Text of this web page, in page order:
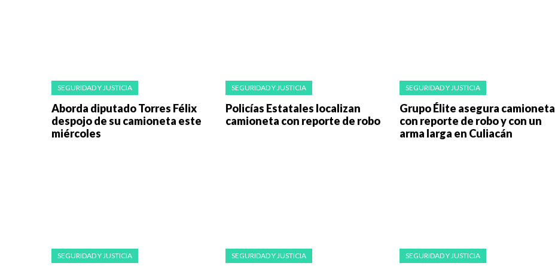
SEGURIDAD Y JUSTICIA
Aborda diputado Torres Félix
despojo de su camioneta este
miércoles
SEGURIDAD Y JUSTICIA
Policías Estatales localizan
camioneta con reporte de robo
SEGURIDAD Y JUSTICIA
Grupo Élite asegura camioneta
con reporte de robo y con un
arma larga en Culiacán
SEGURIDAD Y JUSTICIA SEGURIDAD Y JUSTICIA SEGURIDAD Y JUSTICIA